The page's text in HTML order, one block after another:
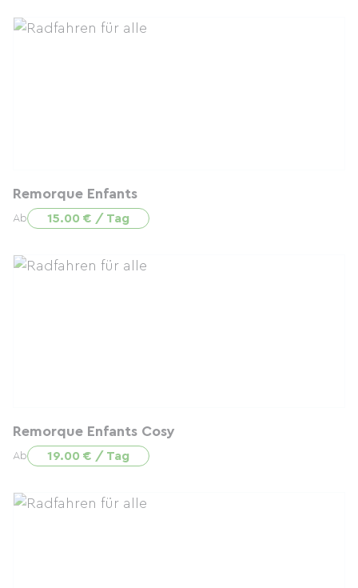
Remorque Enfants
Ab 15.00 € / Tag
Remorque Enfants Cosy
Ab 19.00 € / Tag